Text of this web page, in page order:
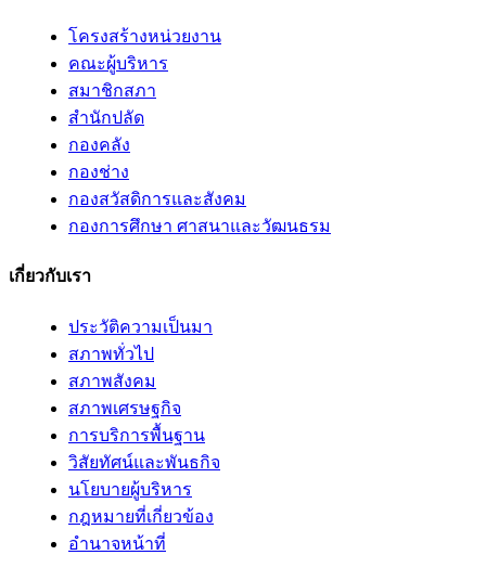
โครงสร้างหน่วยงาน
คณะผู้บริหาร
สมาชิกสภา
สำนักปลัด
กองคลัง
กองช่าง
กองสวัสดิการและสังคม
กองการศึกษา ศาสนาและวัฒนธรม
เกี่ยวกับเรา
ประวัติความเป็นมา
สภาพทั่วไป
สภาพสังคม
สภาพเศรษฐกิจ
การบริการพื้นฐาน
วิสัยทัศน์และพันธกิจ
นโยบายผู้บริหาร
กฎหมายที่เกี่ยวข้อง
อํานาจหน้าที่